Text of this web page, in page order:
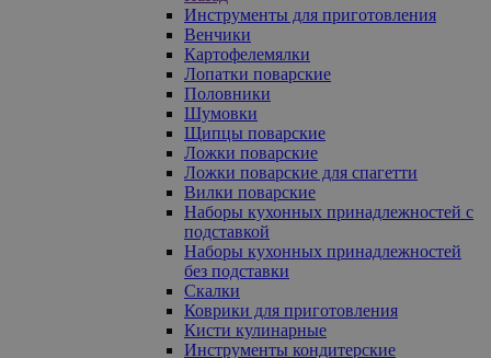
Инструменты для приготовления
Венчики
Картофелемялки
Лопатки поварские
Половники
Шумовки
Щипцы поварские
Ложки поварские
Ложки поварские для спагетти
Вилки поварские
Наборы кухонных принадлежностей с
подставкой
Наборы кухонных принадлежностей
без подставки
Скалки
Коврики для приготовления
Кисти кулинарные
Инструменты кондитерские